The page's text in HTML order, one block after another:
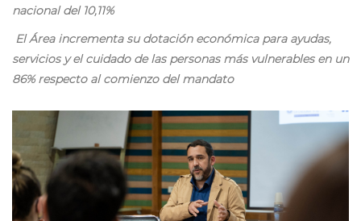
nacional del 10,11%
El Área incrementa su dotación económica para ayudas,
servicios y el cuidado de las personas más vulnerables en un
86% respecto al comienzo del mandato